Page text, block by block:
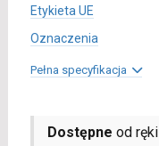
Etykieta UE
Oznaczenia
Pełna specyfikacja
Dostępne od ręki